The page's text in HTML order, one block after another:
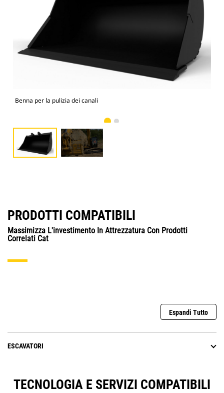
Benna per la pulizia dei canali
PRODOTTI COMPATIBILI
Massimizza L'investimento In Attrezzatura Con Prodotti
Correlati Cat
Espandi Tutto
ESCAVATORI
TECNOLOGIA E SERVIZI COMPATIBILI